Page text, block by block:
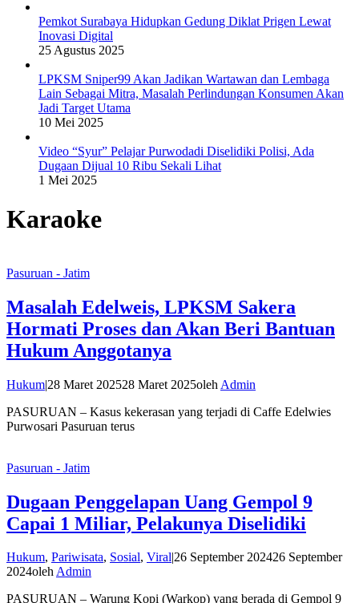
Pemkot Surabaya Hidupkan Gedung Diklat Prigen Lewat
Inovasi Digital
25 Agustus 2025
LPKSM Sniper99 Akan Jadikan Wartawan dan Lembaga
Lain Sebagai Mitra, Masalah Perlindungan Konsumen Akan
Jadi Target Utama
10 Mei 2025
Video “Syur” Pelajar Purwodadi Diselidiki Polisi, Ada
Dugaan Dijual 10 Ribu Sekali Lihat
1 Mei 2025
Karaoke
Pasuruan - Jatim
Masalah Edelweis, LPKSM Sakera
Hormati Proses dan Akan Beri Bantuan
Hukum Anggotanya
Hukum|28 Maret 202528 Maret 2025oleh Admin
PASURUAN – Kasus kekerasan yang terjadi di Caffe Edelwies
Purwosari Pasuruan terus
Pasuruan - Jatim
Dugaan Penggelapan Uang Gempol 9
Capai 1 Miliar, Pelakunya Diselidiki
Hukum, Pariwisata, Sosial, Viral|26 September 202426 September
2024olehAdmin
PASURUAN – Warung Kopi (Warkop) yang berada di Gempol 9